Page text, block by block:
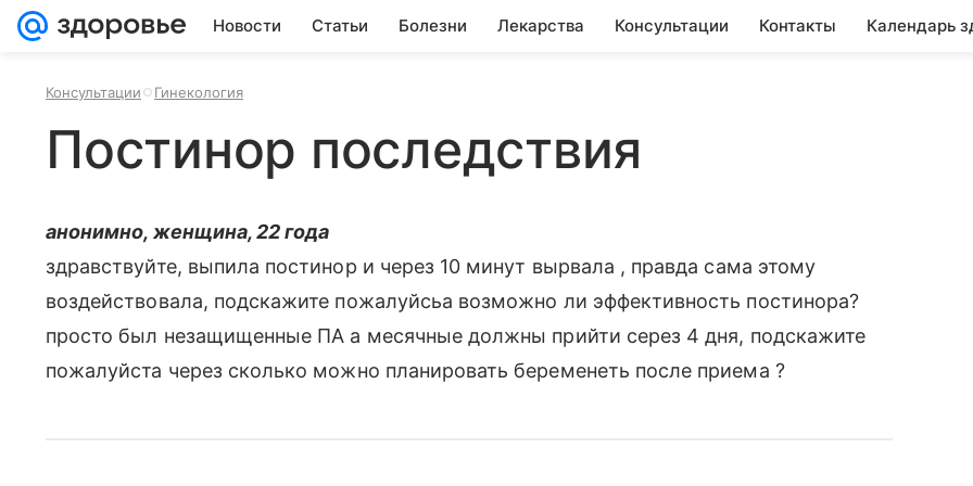
Новости Статьи Болезни Лекарства Консультации Контакты Календарь
Консультации Гинекология
Постинор последствия
анонимно, женщина, 22 года
здравствуйте, выпила постинор и через 10 минут вырвала , правда сама этому
воздействовала, подскажите пожалуйсьа возможно ли эффективность постинора?
просто был незащищенные ПА а месячные должны прийти серез 4 дня, подскажите
пожалуйста через сколько можно планировать беременеть после приема ?